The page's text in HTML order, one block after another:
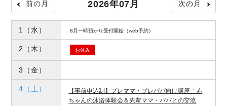
前の月 2026年07月 次の月
1 （水） 8月一時預かり受付開始（web予約）
2 （木） お休み
3 （金）
4 （土）
【事前申込制】プレママ・プレパパ向け講座「赤
ちゃんの沐浴体験会＆先輩ママ・パパとの交流